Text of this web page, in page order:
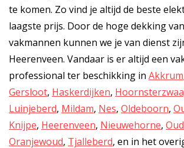
te komen. Zo vind je altijd de beste
laagste prijs. Door de hoge dekking
vakmannen kunnen we je van dienst
Heerenveen. Vandaar is er altijd een
professional ter beschikking in Akkrum
Gersloot, Haskerdijken,
Luinjeberd, Mildam, Nes, Oldeboorn,
Knijpe, Heerenveen, Nieuwehorne,
Oranjewoud, Tjalleberd, en in het